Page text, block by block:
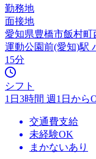
勤務地
面接地
愛知県豊橋市飯村町
運動公園前(愛知)駅
15分
シフト
1日3時間 週1日から
交通費支給
未経験OK
まかないあり